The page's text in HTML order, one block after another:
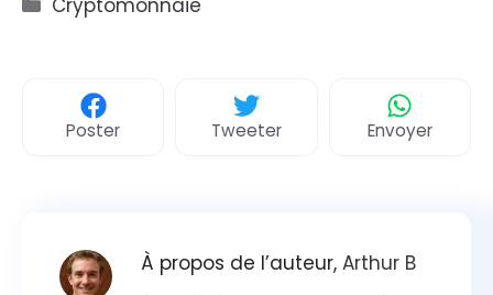
Cryptomonnaie
Poster Tweeter Envoyer
À propos de l’auteur, Arthur B